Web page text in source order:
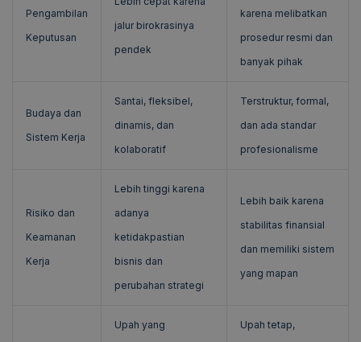
Pengambilan
Keputusan
jalur birokrasinya
pendek
karena melibatkan
prosedur resmi dan
banyak pihak
Budaya dan
Sistem Kerja
Santai, fleksibel,
dinamis, dan
kolaboratif
Terstruktur, formal,
dan ada standar
profesionalisme
Risiko dan
Keamanan
Kerja
Lebih tinggi karena
adanya
ketidakpastian
bisnis dan
perubahan strategi
Lebih baik karena
stabilitas finansial
dan memiliki sistem
yang mapan
Upah yang
Upah tetap,